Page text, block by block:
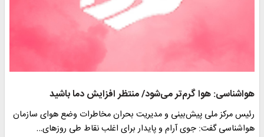
هواشناسی: هوا گرم‌تر می‌شود/ منتظر افزایش دما باشید
رئیس مرکز ملی پیش‌بینی و مدیریت بحران مخاطرات وضع هوای سازمان
هواشناسی گفت: جوی آرام و پایدار برای اغلب نقاط طی روزهای…